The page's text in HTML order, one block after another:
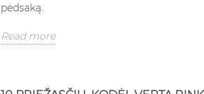
pėdsaką.
Read more